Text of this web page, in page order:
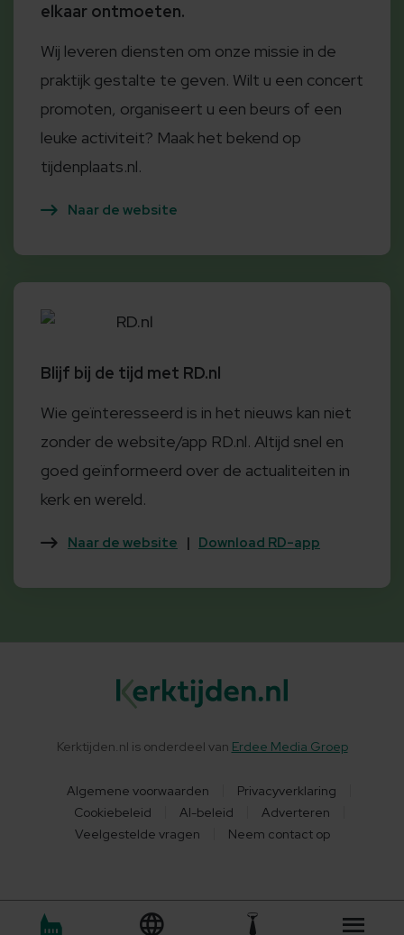
elkaar ontmoeten.
Wij leveren diensten om onze missie in de
praktijk gestalte te geven. Wilt u een concert
promoten, organiseert u een beurs of een
leuke activiteit? Maak het bekend op
tijdenplaats.nl.
Naar de website
RD.nl
Blijf bij de tijd met RD.nl
Wie geïnteresseerd is in het nieuws kan niet
zonder de website/app RD.nl. Altijd snel en
goed geïnformeerd over de actualiteiten in
kerk en wereld.
Naar de website | Download RD-app
Kerktijden.nl is onderdeel van Erdee Media Groep
Algemene voorwaarden
Privacyverklaring
Cookiebeleid
AI-beleid
Adverteren
Veelgestelde vragen
Neem contact op